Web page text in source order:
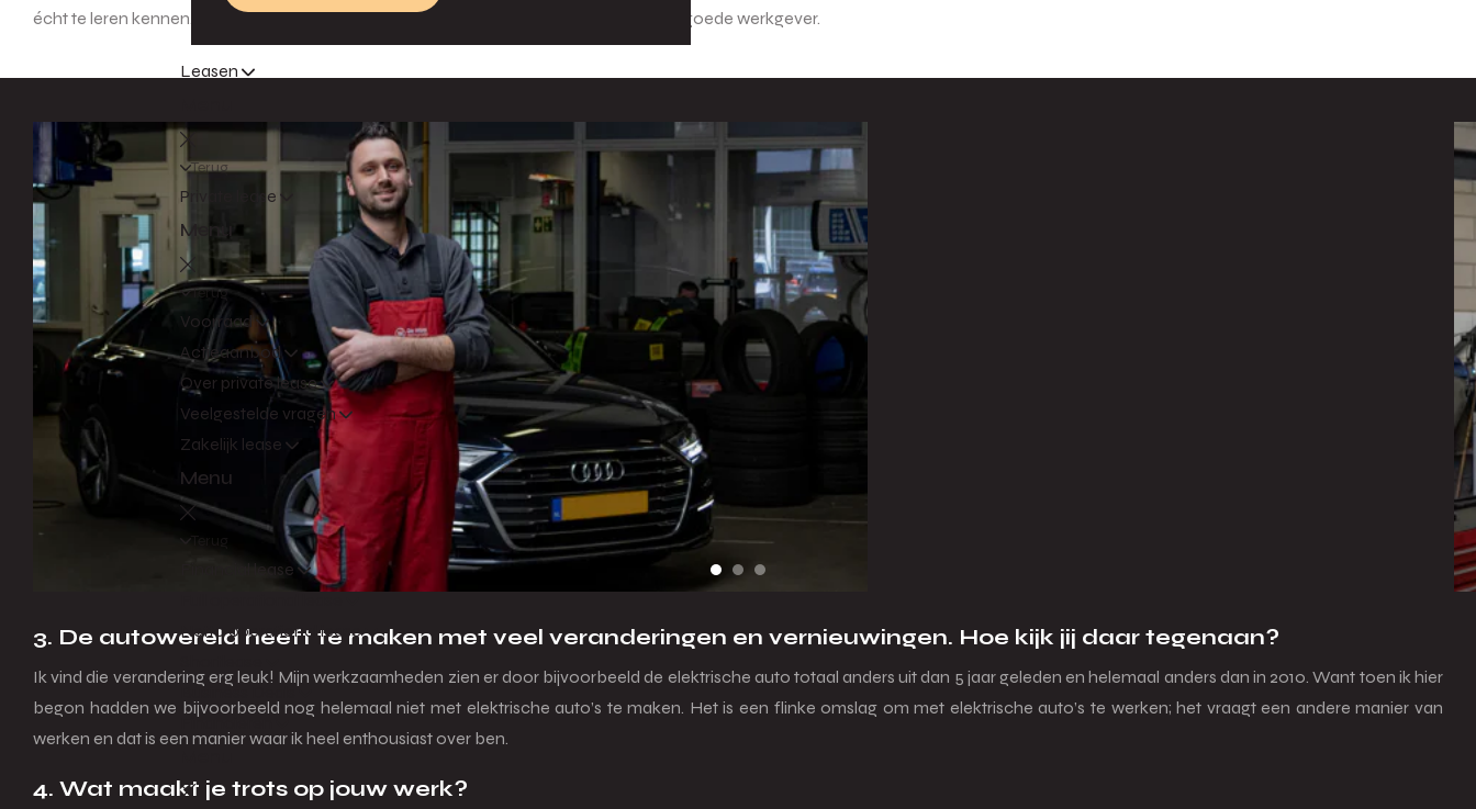
Leasen
Terug
Private lease
Menu
Terug
Voorraad
Actieaanbod
Over private lease
Veelgestelde vragen
Zakelijk lease
Menu
Terug
Financial lease
Netto operational lease
Business Deals
Financieren
écht te leren kennen. Na al die jaren dat ik hier werk, zie ik De Waal nog steeds als een goede werkgever.
3. De autowereld heeft te maken met veel veranderingen en vernieuwingen. Hoe kijk jij daar tegenaan?
Ik vind die verandering erg leuk! Mijn werkzaamheden zien er door bijvoorbeeld de elektrische auto totaal anders uit dan 5 jaar geleden en helemaal anders dan in 2010. Want toen ik hier
begon hadden we bijvoorbeeld nog helemaal niet met elektrische auto’s te maken. Het is een flinke omslag om met elektrische auto’s te werken; het vraagt een andere manier van
werken en dat is een manier waar ik heel enthousiast over ben.
4. Wat maakt je trots op jouw werk?